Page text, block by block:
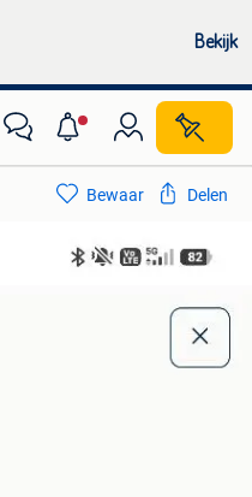
Bekijk
Bewaar Delen